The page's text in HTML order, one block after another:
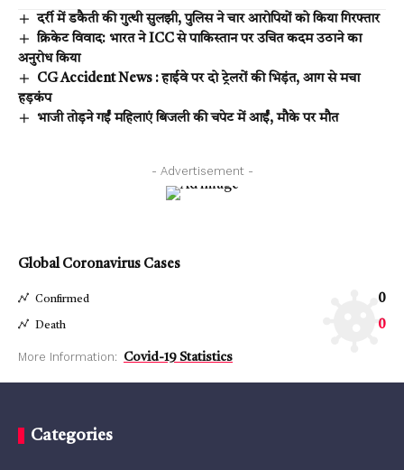
दर्री में डकैती की गुत्थी सुलझी, पुलिस ने चार आरोपियों को किया गिरफ्तार
क्रिकेट विवाद: भारत ने ICC से पाकिस्तान पर उचित कदम उठाने का
अनुरोध किया
CG Accident News : हाईवे पर दो ट्रेलरों की भिड़ंत, आग से मचा
हड़कंप
भाजी तोड़ने गईं महिलाएं बिजली की चपेट में आईं, मौके पर मौत
- Advertisement -
Global Coronavirus Cases
Confirmed 0
Death 0
More Information: Covid-19 Statistics
Categories